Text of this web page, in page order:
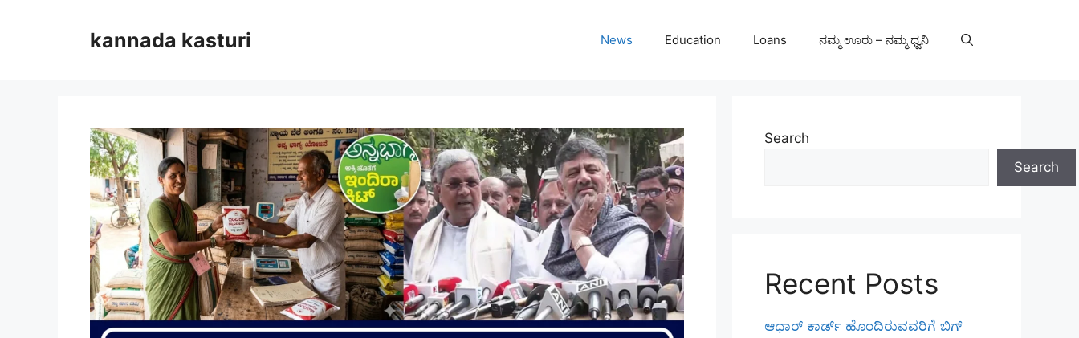
kannada kasturi News Education Loans ನಮ್ಮ ಊರು – ನಮ್ಮ ಧ್ವನಿ
Search
Search
Recent Posts
ಆಧಾರ್ ಕಾರ್ಡ್ ಹೊಂದಿರುವವರಿಗೆ ಬಿಗ್